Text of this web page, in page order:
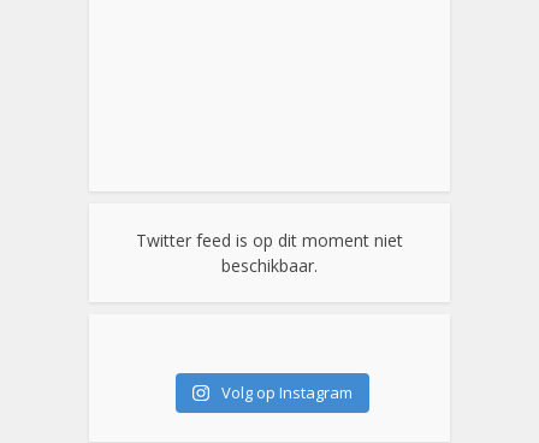
Twitter feed is op dit moment niet
beschikbaar.
Volg op Instagram